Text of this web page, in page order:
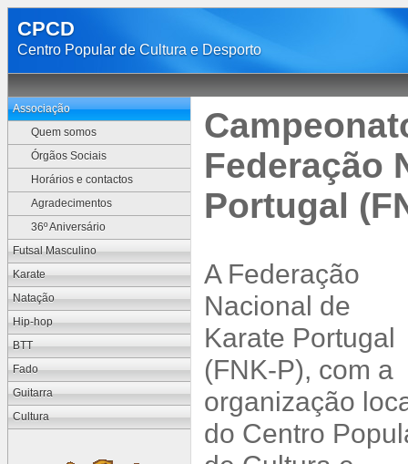
CPCD
Centro Popular de Cultura e Desporto
Associação
Quem somos
Órgãos Sociais
Horários e contactos
Agradecimentos
36º Aniversário
Futsal Masculino
Karate
Natação
Hip-hop
BTT
Fado
Guitarra
Cultura
Federação
Portugal
A Federação
Nacional de
Karate Portugal
(FNK-P), com a
organização
do Centro